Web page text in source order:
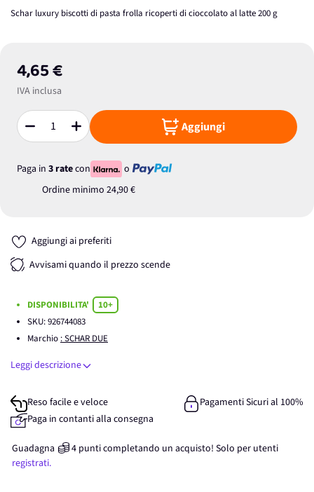
Schar luxury biscotti di pasta frolla ricoperti di cioccolato al latte 200 g
4,65 €
IVA inclusa
Quantità Aggiungi
Paga in 3 ratecon
o
Ordine minimo 24,90 €
Aggiungi ai preferiti
Avvisami quando il prezzo scende
DISPONIBILITA'
10+
SKU:926744083
Marchio : SCHAR DUE
Leggi descrizione
Reso facile e veloce
Pagamenti Sicuri al 100%
Paga in contanti alla consegna
Guadagna 4 punticompletando un acquisto! Solo per utenti
registrati.